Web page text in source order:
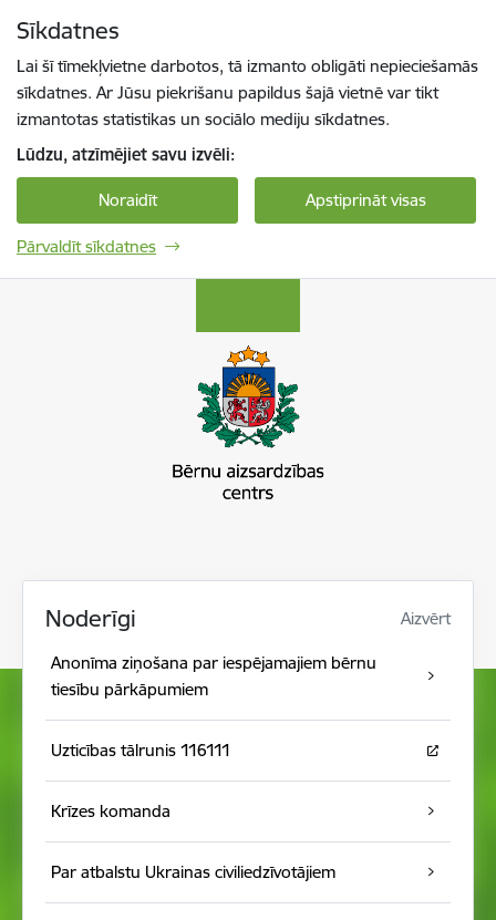
Sīkdatnes
Lai šī tīmekļvietne darbotos, tā izmanto obligāti nepieciešamās
sīkdatnes. Ar Jūsu piekrišanu papildus šajā vietnē var tikt
izmantotas statistikas un sociālo mediju sīkdatnes.
Lūdzu, atzīmējiet savu izvēli:
Noraidīt Apstiprināt visas
Pārvaldīt sīkdatnes
Noderīgi Aizvērt
Anonīma ziņošana par iespējamajiem bērnu
tiesību pārkāpumiem
Uzticības tālrunis 116111
Krīzes komanda
Par atbalstu Ukrainas civiliedzīvotājiem